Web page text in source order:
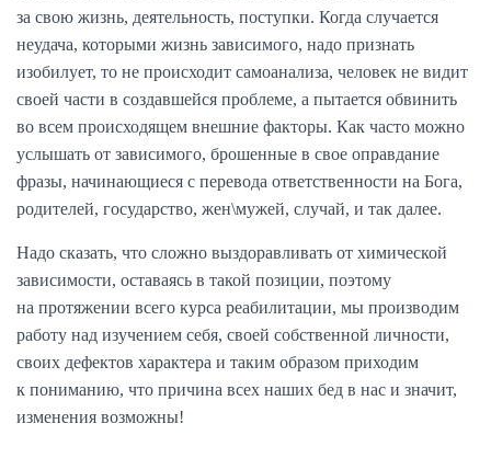
за свою жизнь, деятельность, поступки. Когда случается
неудача, которыми жизнь зависимого, надо признать
изобилует, то не происходит самоанализа, человек не видит
своей части в создавшейся проблеме, а пытается обвинить
во всем происходящем внешние факторы. Как часто можно
услышать от зависимого, брошенные в свое оправдание
фразы, начинающиеся с перевода ответственности на Бога,
родителей, государство, жен\мужей, случай, и так далее.
Надо сказать, что сложно выздоравливать от химической
зависимости, оставаясь в такой позиции, поэтому
на протяжении всего курса реабилитации, мы производим
работу над изучением себя, своей собственной личности,
своих дефектов характера и таким образом приходим
к пониманию, что причина всех наших бед в нас и значит,
изменения возможны!